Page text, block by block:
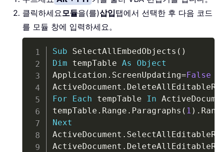
클릭하세요모듈을(를)삽입탭에서 선택한 후 다음 코드
를 모듈 창에 입력하세요。
Sub SelectAllEmbedObjects ( )
Dim tempTable As
Object
Application . ScreenUpdating= False
ActiveDocument .
For
Each tempTable In
tempTable . Range . Paragraphs ( 1 ) .
Next
ActiveDocument .
ActiveDocument .
Copy